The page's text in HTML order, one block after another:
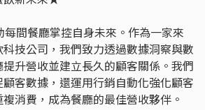
間餐廳掌控自身未來。作為一家來
技公司，我們致力透過數據洞察與數
升營收並建立長久的顧客關係。我們
客數據，還運用行銷自動化強化顧客
消費，成為餐廳的最佳營收夥伴。